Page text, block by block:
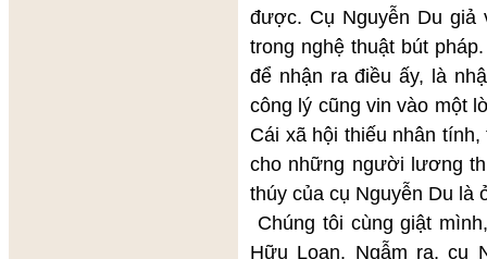
được. Cụ Nguyễn Du
trong nghệ thuật bút
để nhận ra điều ấy, là
công lý cũng vin vào một
Cái xã hội thiếu nhân
cho những người lương
thúy của cụ Nguyễn Du là
Chúng tôi cùng giật
Hữu Loan. Ngẫm ra, cụ